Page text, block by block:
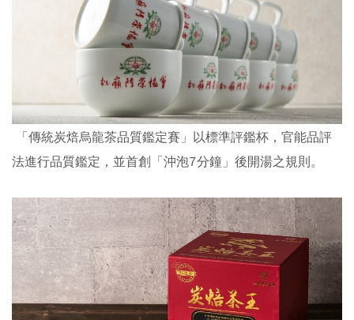
「傳統炭焙烏龍茶品質鑑定賽」以標準評鑑杯，官能品評
法進行品質鑑定，並首創「沖泡7分鐘」後開湯之規則。